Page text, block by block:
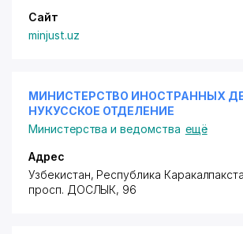
Сайт
minjust.uz
МИНИСТЕРСТВО ИНОСТРАННЫХ
НУКУССКОЕ ОТДЕЛЕНИЕ
Министерства и ведомства ещё
Адрес
Узбекистан, Республика
просп. ДОСЛЫК, 96